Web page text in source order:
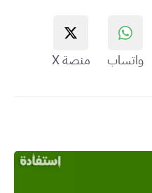
واتساب منصة X